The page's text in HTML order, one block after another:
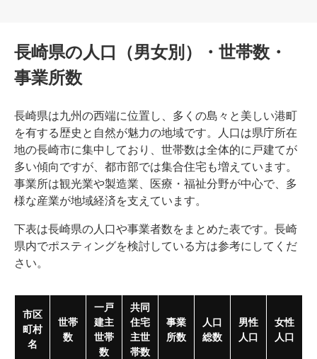
長崎県の人口（男女別）・世帯数・
事業所数
長崎県は九州の西端に位置し、多くの島々と美しい港町
を有する歴史と自然が魅力の地域です。人口は県庁所在
地の長崎市に集中しており、世帯数は全体的に戸建てが
多い傾向ですが、都市部では集合住宅も増えています。
事業所は観光業や製造業、医療・福祉分野が中心で、多
様な産業が地域経済を支えています。
下表は長崎県の人口や事業者数をまとめた表です。長崎
県内でポスティングを検討している方は参考にしてくだ
さい。
市区
町村
名
世帯
数
一戸
建主
世帯
数
共同
住宅
主世
帯数
事業
所数
人口
総数
男性
人口
女性
人口